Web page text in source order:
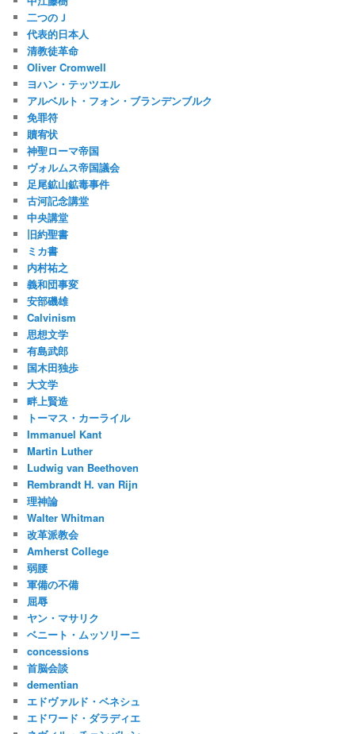
二つのＪ
代表的日本人
清教徒革命
Oliver Cromwell
ヨハン・テッツエル
アルベルト・フォン・ブランデンブルク
免罪符
贖宥状
神聖ローマ帝国
ヴォルムス帝国議会
足尾鉱山鉱毒事件
古河記念講堂
中央講堂
旧約聖書
ミカ書
内村祐之
義和団事変
安部磯雄
Calvinism
思想文学
有島武郎
国木田独歩
大文学
畔上賢造
トーマス・カーライル
Immanuel Kant
Martin Luther
Ludwig van Beethoven
Rembrandt H. van Rijn
理神論
Walter Whitman
改革派教会
Amherst College
弱腰
軍備の不備
屈辱
ヤン・マサリク
ベニート・ムッソリーニ
concessions
首脳会談
dementian
エドヴァルド・ベネシュ
エドワード・ダラディエ